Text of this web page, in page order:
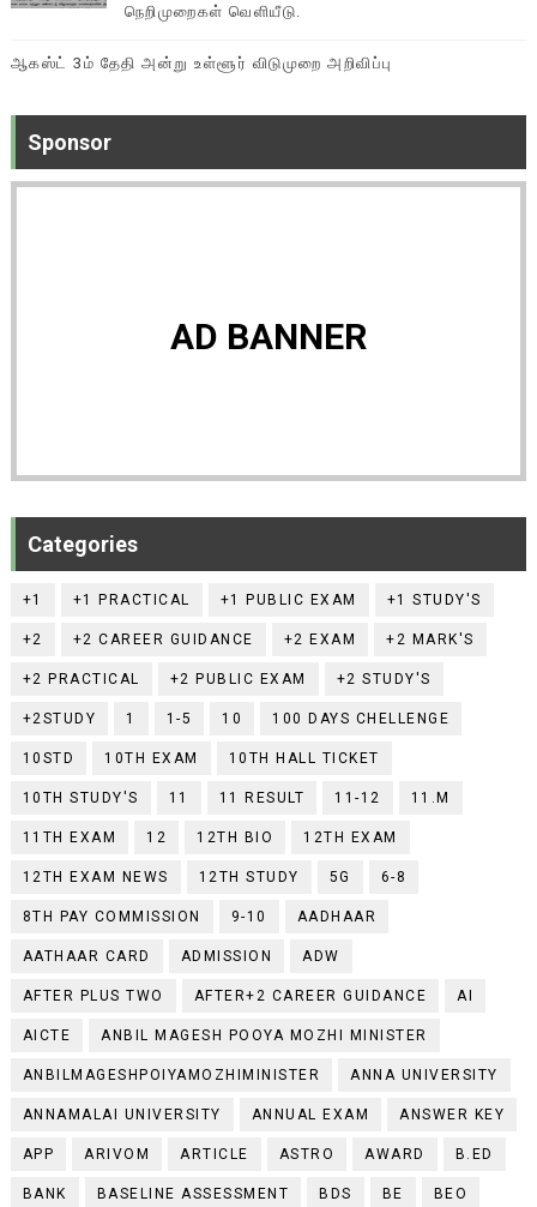
நெறிமுறைகள் வெளியீடு.
ஆகஸ்ட் 3ம் தேதி அன்று உள்ளூர் விடுமுறை அறிவிப்பு
Sponsor
AD BANNER
Categories
+1 +1 PRACTICAL +1 PUBLIC EXAM +1 STUDY'S
+2 +2 CAREER GUIDANCE +2 EXAM +2 MARK'S
+2 PRACTICAL +2 PUBLIC EXAM +2 STUDY'S
+2STUDY 1 1-5 10 100 DAYS CHELLENGE
10STD 10TH EXAM 10TH HALL TICKET
10TH STUDY'S 11 11 RESULT 11-12 11.M
11TH EXAM 12 12TH BIO 12TH EXAM
12TH EXAM NEWS 12TH STUDY 5G 6-8
8TH PAY COMMISSION 9-10 AADHAAR
AATHAAR CARD ADMISSION ADW
AFTER PLUS TWO AFTER+2 CAREER GUIDANCE AI
AICTE ANBIL MAGESH POOYA MOZHI MINISTER
ANBILMAGESHPOIYAMOZHIMINISTER ANNA UNIVERSITY
ANNAMALAI UNIVERSITY ANNUAL EXAM ANSWER KEY
APP ARIVOM ARTICLE ASTRO AWARD B.ED
BANK BASELINE ASSESSMENT BDS BE BEO